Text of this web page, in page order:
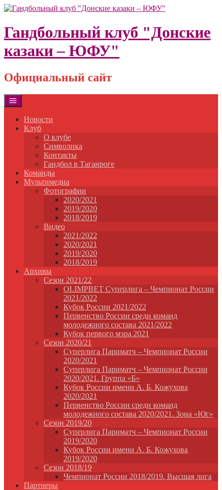
Skip
content
Гандбольный клуб "Донские
казаки – ЮФУ"
Официальный сайт
Новости
Клуб
О клубе
Символика
Контакты
Гандбол в Таганроге
Команды
Мультимедиа
Фотографии
2020/2021
2019/2020
2018/2019
Видео
2021/2022
2020/2021
2019/2020
2018/2019
Архивы
Сезон 2021/22
OLIMPBET Суперлига – Чемпионат России
2021/2022
Кубок России 2021/2022
Первенство России среди команд
молодежного состава 2021/2022
Кубок первого мэра 2021
Сезон 2020/21
Суперлига Париматч – Чемпионат России
2020/2021
Суперлига Париматч – Чемпионат России
2020/2021. Группа «Б»
Кубок России имени А. Б. Кожухова
2020/2021
Первенство России среди команд
молодежного состава 2020/2021. Зона «Юг»
Сезон 2019/20
Суперлига Париматч – Чемпионат России
2019/2020
Кубок России имени А. Б. Кожухова
2019/2020
Сезон 2018/19
Чемпионат России 2018/2019. Высшая лига
Партнеры